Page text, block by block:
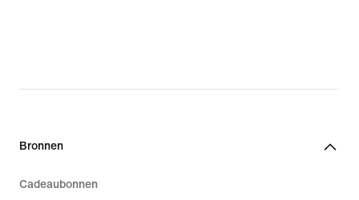
Bronnen
Cadeaubonnen